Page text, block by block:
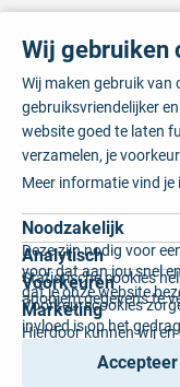
Wij gebruiken
Wij maken gebruik van
gebruiksvriendelijker
website goed te laten
verzamelen, je
Meer informatie vind je
Noodzakelijk
Deze zijn nodig voor
voor dat aan jou snel
dat je onze website
Analytisch
Statistische cookies
anoniem gegevens te
Voorkeuren
Voorkeurscookies
invloed is op het
voorkeur of de regio
Marketing
Hierdoor kunnen wij
gepersonaliseerde